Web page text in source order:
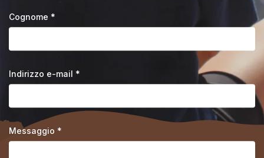
Cognome *
Indirizzo e-mail *
Messaggio *